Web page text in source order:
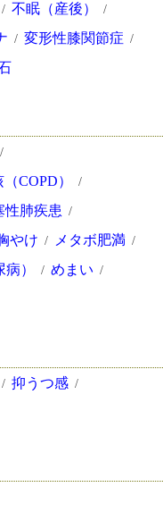
不眠（産後）
変形性膝関節症
COPD）
性肺疾患
やけ
メタボ肥満
）
めまい
抑うつ感